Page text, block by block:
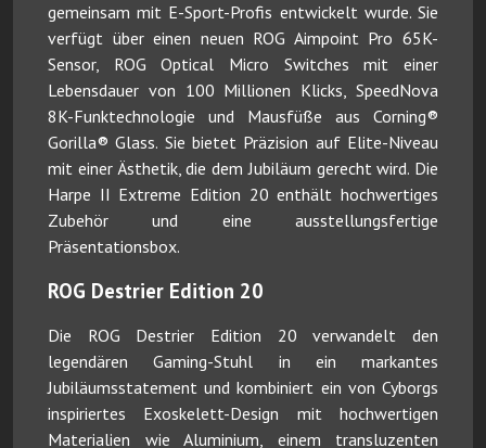
gemeinsam mit E-Sport-Profis entwickelt wurde. Sie
verfügt über einen neuen ROG Aimpoint Pro 65K-
Sensor, ROG Optical Micro Switches mit einer
Lebensdauer von 100 Millionen Klicks, SpeedNova
8K-Funktechnologie und Mausfüße aus Corning®
Gorilla® Glass. Sie bietet Präzision auf Elite-Niveau
mit einer Ästhetik, die dem Jubiläum gerecht wird. Die
Harpe II Extreme Edition 20 enthält hochwertiges
Zubehör und eine ausstellungsfertige
Präsentationsbox.
ROG Destrier Edition 20
Die ROG Destrier Edition 20 verwandelt den
legendären Gaming-Stuhl in ein markantes
Jubiläumsstatement und kombiniert ein von Cyborgs
inspiriertes Exoskelett-Design mit hochwertigen
Materialien wie Aluminium, einem transluzenten